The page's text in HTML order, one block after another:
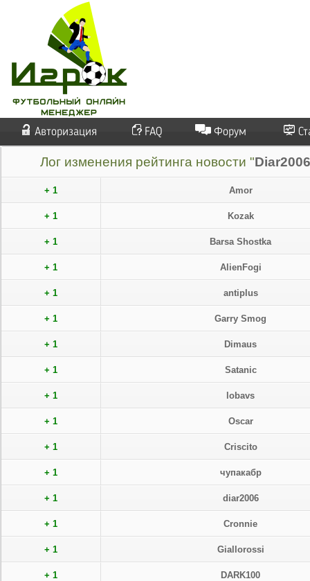
Авторизация FAQ Форум
Лог изменения рейтинга новости "
+ 1 Amor
+ 1 Kozak
+ 1 Barsa Shostka
+ 1 AlienFogi
+ 1 antiplus
+ 1 Garry Smog
+ 1 Dimaus
+ 1 Satanic
+ 1 lobavs
+ 1 Oscar
+ 1 Criscito
+ 1 чупакабр
+ 1 diar2006
+ 1 Cronnie
+ 1 Giallorossi
+ 1 DARK100